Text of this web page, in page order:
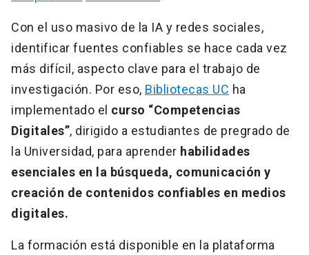
Con el uso masivo de la IA y redes sociales,
identificar fuentes confiables se hace cada vez
más difícil, aspecto clave para el trabajo de
investigación. Por eso, Bibliotecas UC ha
implementado el curso “Competencias
Digitales”, dirigido a estudiantes de pregrado de
la Universidad, para aprender habilidades
esenciales en la búsqueda, comunicación y
creación de contenidos confiables en medios
digitales.
La formación está disponible en la plataforma